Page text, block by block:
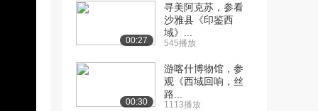
00:27
寻美阿克苏，参看
沙雅县《印鉴西
域》...
545播放
00:30
游喀什博物馆，参
观《西域回响，丝
路...
1113播放